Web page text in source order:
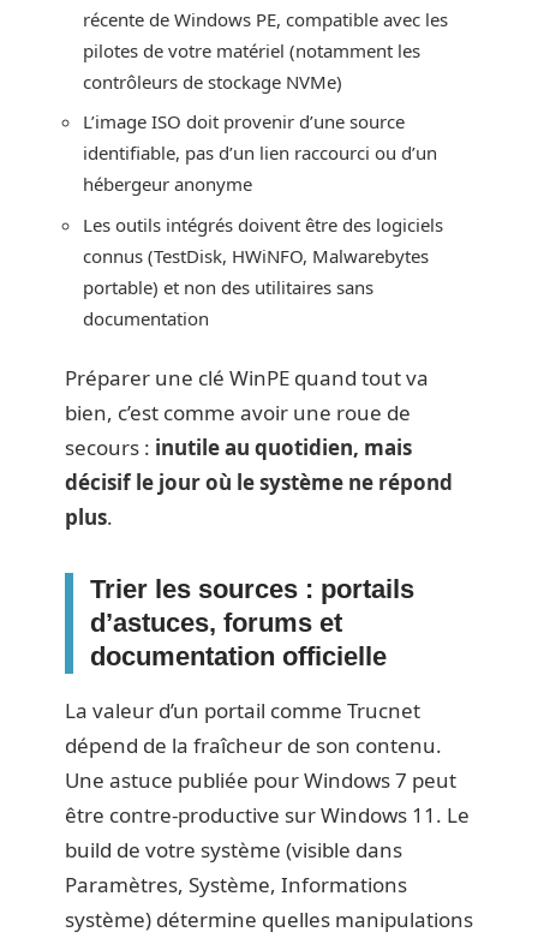
récente de Windows PE, compatible avec les
pilotes de votre matériel (notamment les
contrôleurs de stockage NVMe)
L’image ISO doit provenir d’une source
identifiable, pas d’un lien raccourci ou d’un
hébergeur anonyme
Les outils intégrés doivent être des logiciels
connus (TestDisk, HWiNFO, Malwarebytes
portable) et non des utilitaires sans
documentation
Préparer une clé WinPE quand tout va
bien, c’est comme avoir une roue de
secours : inutile au quotidien, mais
décisif le jour où le système ne répond
plus.
Trier les sources : portails
d’astuces, forums et
documentation officielle
La valeur d’un portail comme Trucnet
dépend de la fraîcheur de son contenu.
Une astuce publiée pour Windows 7 peut
être contre-productive sur Windows 11. Le
build de votre système (visible dans
Paramètres, Système, Informations
système) détermine quelles manipulations